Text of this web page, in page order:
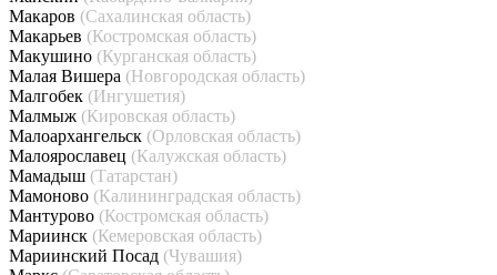
Макаров (Сахалинская область)
Макарьев (Костромская область)
Макушино (Курганская область)
Малая Вишера (Новгородская область)
Малгобек (Ингушетия)
Малмыж (Кировская область)
Малоархангельск (Орловская область)
Малоярославец (Калужская область)
Мамадыш (Татарстан)
Мамоново (Калининградская область)
Мантурово (Костромская область)
Мариинск (Кемеровская область)
Мариинский Посад (Чувашия)